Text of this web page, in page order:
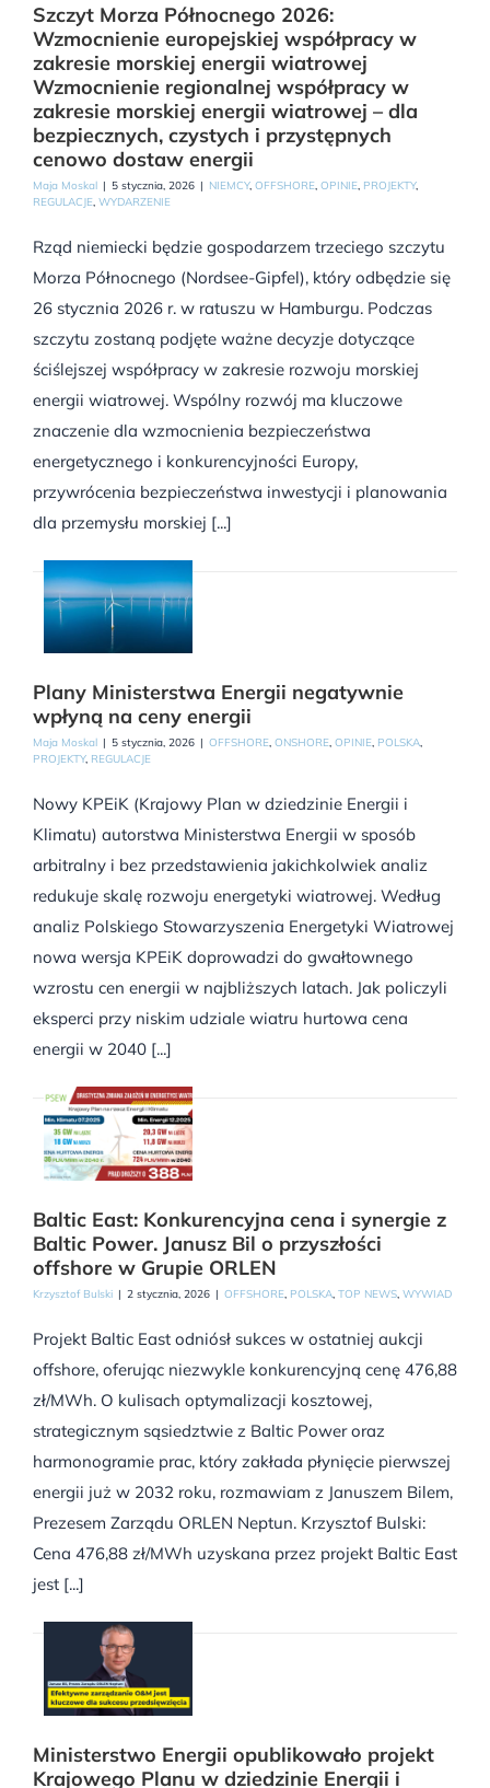
Szczyt Morza Północnego 2026:
Wzmocnienie europejskiej współpracy w
zakresie morskiej energii wiatrowej
Wzmocnienie regionalnej współpracy w
zakresie morskiej energii wiatrowej – dla
bezpiecznych, czystych i przystępnych
cenowo dostaw energii
Maja Moskal | 5 stycznia, 2026 | NIEMCY, OFFSHORE, OPINIE, PROJEKTY,
REGULACJE, WYDARZENIE
Rząd niemiecki będzie gospodarzem trzeciego szczytu
Morza Północnego (Nordsee-Gipfel), który odbędzie się
26 stycznia 2026 r. w ratuszu w Hamburgu. Podczas
szczytu zostaną podjęte ważne decyzje dotyczące
ściślejszej współpracy w zakresie rozwoju morskiej
energii wiatrowej. Wspólny rozwój ma kluczowe
znaczenie dla wzmocnienia bezpieczeństwa
energetycznego i konkurencyjności Europy,
przywrócenia bezpieczeństwa inwestycji i planowania
dla przemysłu morskiej [...]
Plany Ministerstwa Energii negatywnie
wpłyną na ceny energii
Maja Moskal | 5 stycznia, 2026 | OFFSHORE, ONSHORE, OPINIE, POLSKA,
PROJEKTY, REGULACJE
Nowy KPEiK (Krajowy Plan w dziedzinie Energii i
Klimatu) autorstwa Ministerstwa Energii w sposób
arbitralny i bez przedstawienia jakichkolwiek analiz
redukuje skalę rozwoju energetyki wiatrowej. Według
analiz Polskiego Stowarzyszenia Energetyki Wiatrowej
nowa wersja KPEiK doprowadzi do gwałtownego
wzrostu cen energii w najbliższych latach. Jak policzyli
eksperci przy niskim udziale wiatru hurtowa cena
energii w 2040 [...]
Baltic East: Konkurencyjna cena i synergie z
Baltic Power. Janusz Bil o przyszłości
offshore w Grupie ORLEN
Krzysztof Bulski | 2 stycznia, 2026 | OFFSHORE, POLSKA, TOP NEWS, WYWIAD
Projekt Baltic East odniósł sukces w ostatniej aukcji
offshore, oferując niezwykle konkurencyjną cenę 476,88
zł/MWh. O kulisach optymalizacji kosztowej,
strategicznym sąsiedztwie z Baltic Power oraz
harmonogramie prac, który zakłada płynięcie pierwszej
energii już w 2032 roku, rozmawiam z Januszem Bilem,
Prezesem Zarządu ORLEN Neptun. Krzysztof Bulski:
Cena 476,88 zł/MWh uzyskana przez projekt Baltic East
jest [...]
Ministerstwo Energii opublikowało projekt
Krajowego Planu w dziedzinie Energii i